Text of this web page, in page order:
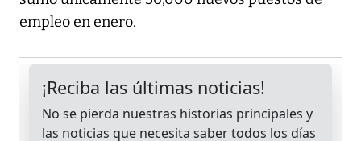
empleo en enero.